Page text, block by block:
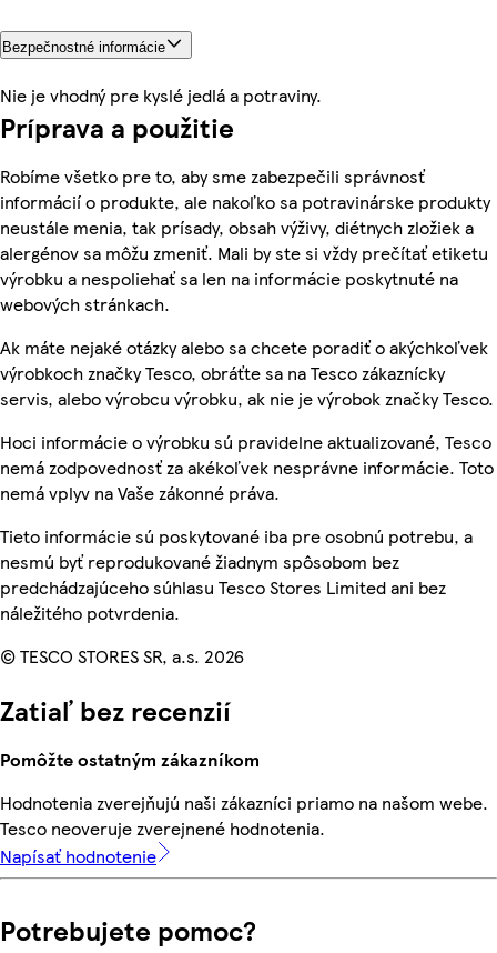
Bezpečnostné informácie
Nie je vhodný pre kyslé jedlá a potraviny.
Príprava a použitie
Robíme všetko pre to, aby sme zabezpečili správnosť
informácií o produkte, ale nakoľko sa potravinárske produkty
neustále menia, tak prísady, obsah výživy, diétnych zložiek a
alergénov sa môžu zmeniť. Mali by ste si vždy prečítať etiketu
výrobku a nespoliehať sa len na informácie poskytnuté na
webových stránkach.
Ak máte nejaké otázky alebo sa chcete poradiť o akýchkoľvek
výrobkoch značky Tesco, obráťte sa na Tesco zákaznícky
servis, alebo výrobcu výrobku, ak nie je výrobok značky Tesco.
Hoci informácie o výrobku sú pravidelne aktualizované, Tesco
nemá zodpovednosť za akékoľvek nesprávne informácie. Toto
nemá vplyv na Vaše zákonné práva.
Tieto informácie sú poskytované iba pre osobnú potrebu, a
nesmú byť reprodukované žiadnym spôsobom bez
predchádzajúceho súhlasu Tesco Stores Limited ani bez
náležitého potvrdenia.
© TESCO STORES SR, a.s. 2026
Zatiaľ bez recenzií
Pomôžte ostatným zákazníkom
Hodnotenia zverejňujú naši zákazníci priamo na našom webe.
Tesco neoveruje zverejnené hodnotenia.
Napísať hodnotenie
Potrebujete pomoc?